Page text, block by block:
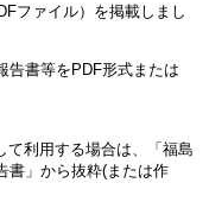
ファイル）を掲載しまし
書等をPDF形式または
利用する場合は、「福島
書」から抜粋(または作